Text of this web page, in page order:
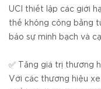
UCI thiết lập các giới
thế không công bằng
bảo sự minh bạch và
✅ Tăng giá trị thương
Với các thương hiệu